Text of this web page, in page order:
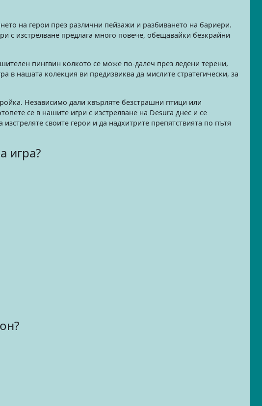
на герои през различни пейзажи и разбиването на бариери.
с изстрелване предлага много повече, обещавайки безкрайни
пингвин колкото се може по-далеч през ледени терени,
в нашата колекция ви предизвиква да мислите стратегически, за
Независимо дали хвърляте безстрашни птици или
се в нашите игри с изстрелване на Desura днес и се
своите герои и да надхитрите препятствията по пътя
игра?